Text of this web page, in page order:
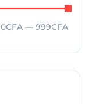
0CFA — 999CFA